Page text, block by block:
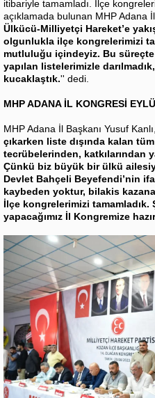
itibariyle tamamladı. İlçe
açıklamada bulunan MHP Adana
Ülkücü-Milliyetçi Hareket’e
olgunlukla ilçe kongrelerimizi
mutluluğu içindeyiz. Bu
yapılan listelerimizle darılmadık,
kucaklaştık.'' dedi.
MHP ADANA İL KONGRESİ
MHP Adana İl Başkanı Yusuf
çıkarken liste dışında kalan tüm
tecrübelerinden, katkılarından
Çünkü biz büyük bir ülkü
Devlet Bahçeli Beyefendi’nin
kaybeden yoktur, bilakis
İlçe kongrelerimizi tamamladık.
yapacağımız İl Kongremize